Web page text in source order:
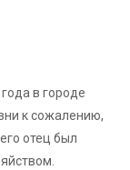
в городе
к сожалению,
отец был